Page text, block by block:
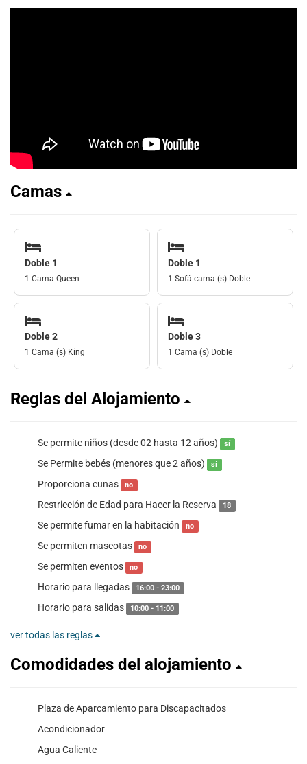
Camas
Doble 1
1 Cama Queen
Doble 1
1 Sofá cama (s) Doble
Doble 2
1 Cama (s) King
Doble 3
1 Cama (s) Doble
Reglas del Alojamiento
Se permite niños (desde 02 hasta 12 años) sí
Se Permite bebés (menores que 2 años) sí
Proporciona cunas no
Restricción de Edad para Hacer la Reserva 18
Se permite fumar en la habitación no
Se permiten mascotas no
Se permiten eventos no
Horario para llegadas 16:00 - 23:00
Horario para salidas 10:00 - 11:00
ver todas las reglas
Comodidades del alojamiento
Plaza de Aparcamiento para Discapacitados
Acondicionador
Agua Caliente